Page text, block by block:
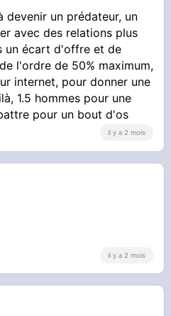
devenir un prédateur, un
avec des relations plus
un écart d'offre et de
l'ordre de 50% maximum,
internet, pour donner une
1.5 hommes pour une
pour un bout d'os
il y a 2 mois
il y a 2 mois